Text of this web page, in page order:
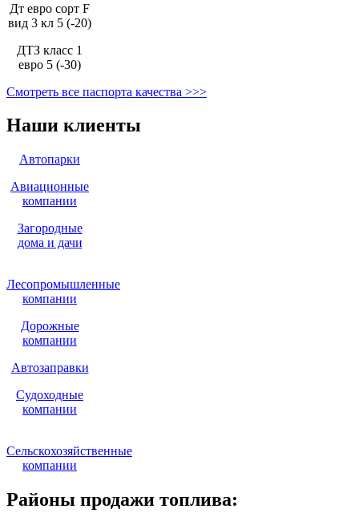
Дт евро сорт F
вид 3 кл 5 (-20)
ДТЗ класс 1
евро 5 (-30)
Смотреть все паспорта качества >>>
Наши клиенты
Автопарки
Авиационные
компании
Загородные
дома и дачи
Лесопромышленные
компании
Дорожные
компании
Автозаправки
Судоходные
компании
Сельскохозяйственные
компании
Районы продажи топлива: